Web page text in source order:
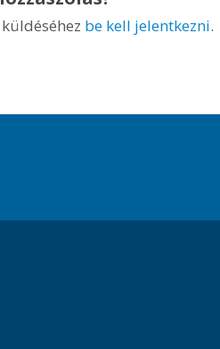
be kell jelentkezni.